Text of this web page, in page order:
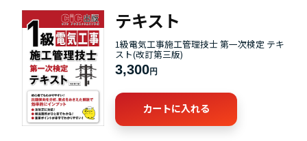
テキスト
1級電気工事施工管理技士 第一次検定 テキ
スト(改訂第三版)
3,300円
カートに入れる